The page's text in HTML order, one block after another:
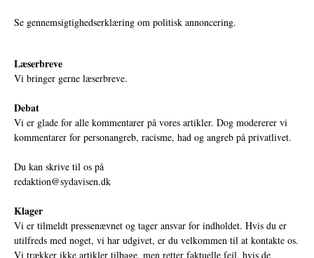
Se gennemsigtighedserklæring om politisk annoncering.
Læserbreve
Vi bringer gerne læserbreve.
Debat
Vi er glade for alle kommentarer på vores artikler. Dog modererer vi
kommentarer for personangreb, racisme, had og angreb på privatlivet.
Du kan skrive til os på
redaktion@sydavisen.dk
Klager
Vi er tilmeldt pressenævnet og tager ansvar for indholdet. Hvis du er
utilfreds med noget, vi har udgivet, er du velkommen til at kontakte os.
Vi trækker ikke artikler tilbage, men retter faktuelle fejl, hvis de